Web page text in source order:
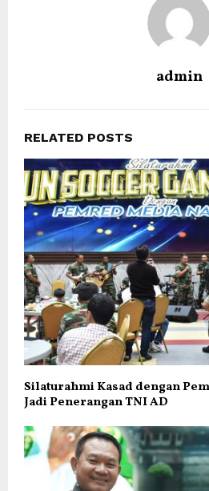
admin
RELATED POSTS
Silaturahmi Kasad dengan
Jadi Penerangan TNI AD